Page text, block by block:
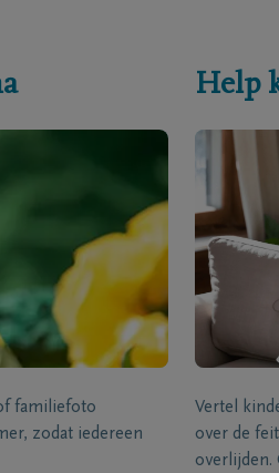
familiefoto
zodat iedereen
Help
Vertel
over de
overlijden.